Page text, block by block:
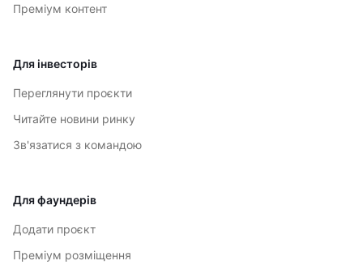
Преміум контент
Для інвесторів
Переглянути проєкти
Читайте новини ринку
Зв'язатися з командою
Для фаундерів
Додати проєкт
Преміум розміщення